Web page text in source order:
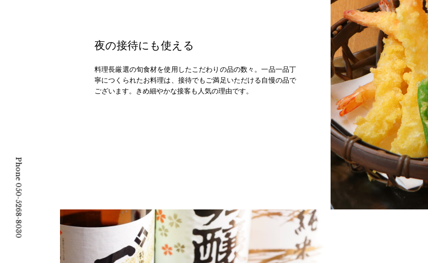
夜の接待にも使える
料理長厳選の旬食材を使用したこだわりの品の数々。一品一品丁
寧につくられたお料理は、接待でもご満足いただける自慢の品で
ございます。きめ細やかな接客も人気の理由です。
Phone 050-5268-8030